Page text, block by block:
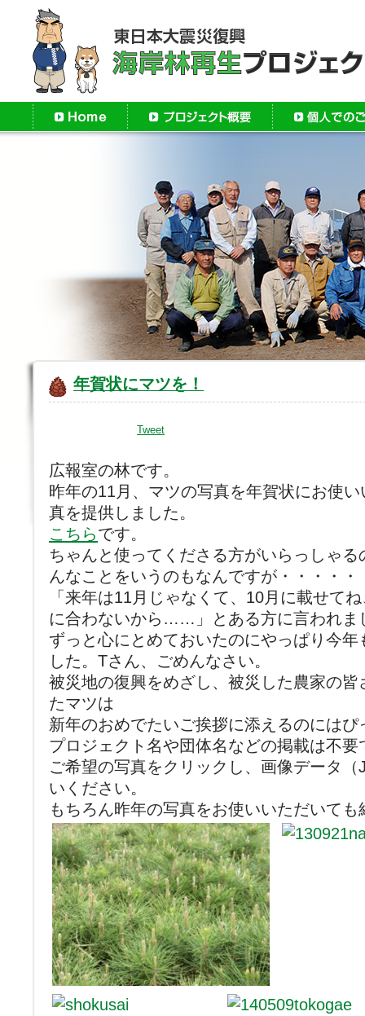
年賀状にマツを！
Tweet
広報室の林です。
昨年の11月、マツの写真を年賀状にお使
真を提供しました。
こちらです。
ちゃんと使ってくださる方がいらっしゃ
んなことをいうのもなんですが・・・・・
「来年は11月じゃなくて、10月に載せて
に合わないから……」とある方に言われま
ずっと心にとめておいたのにやっぱり今
した。Tさん、ごめんなさい。
被災地の復興をめざし、被災した農家の
たマツは
新年のおめでたいご挨拶に添えるのには
プロジェクト名や団体名などの掲載は不要
ご希望の写真をクリックし、画像データ
いください。
もちろん昨年の写真をお使いいただいても